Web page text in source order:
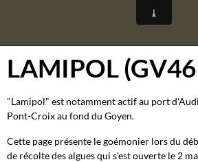
LAMIPOL
"Lamipol" est notamment actif au port
Pont-Croix au fond du Goyen.
Cette page présente le goémonier lors du
de récolte des algues qui s'est ouverte le 2